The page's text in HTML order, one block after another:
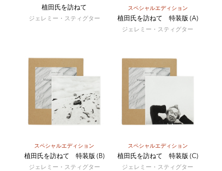
植田氏を訪ねて
ジェレミー・スティグター
スペシャルエディション
植田氏を訪ねて 特装版 (A)
ジェレミー・スティグター
スペシャルエディション
植田氏を訪ねて 特装版 (B)
ジェレミー・スティグター
スペシャルエディション
植田氏を訪ねて 特装版 (C)
ジェレミー・スティグター